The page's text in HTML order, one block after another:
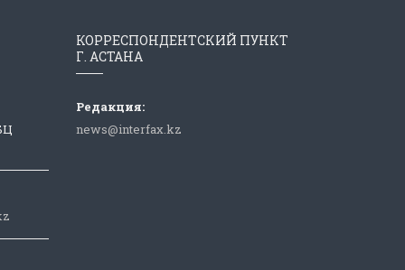
КОРРЕСПОНДЕНТСКИЙ ПУНКТ
Г. АСТАНА
Редакция:
news@interfax.kz